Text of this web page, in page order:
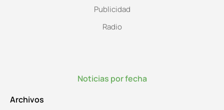
Publicidad
Radio
Noticias por fecha
Archivos